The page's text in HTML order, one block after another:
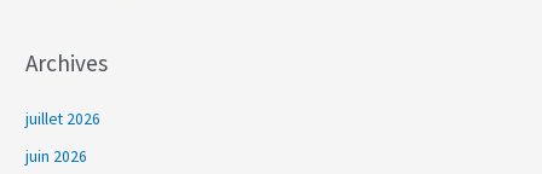
Archives
juillet 2026
juin 2026